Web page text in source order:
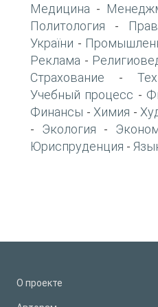
Медицина -
Политология -
України -
Реклама -
Страхование -
Учебный процесс -
Финансы - Химия -
- Экология -
Юриспруденция -
О проекте